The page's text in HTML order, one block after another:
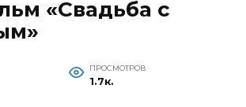
«Свадьба с
ПРОСМОТРОВ
1.7к.